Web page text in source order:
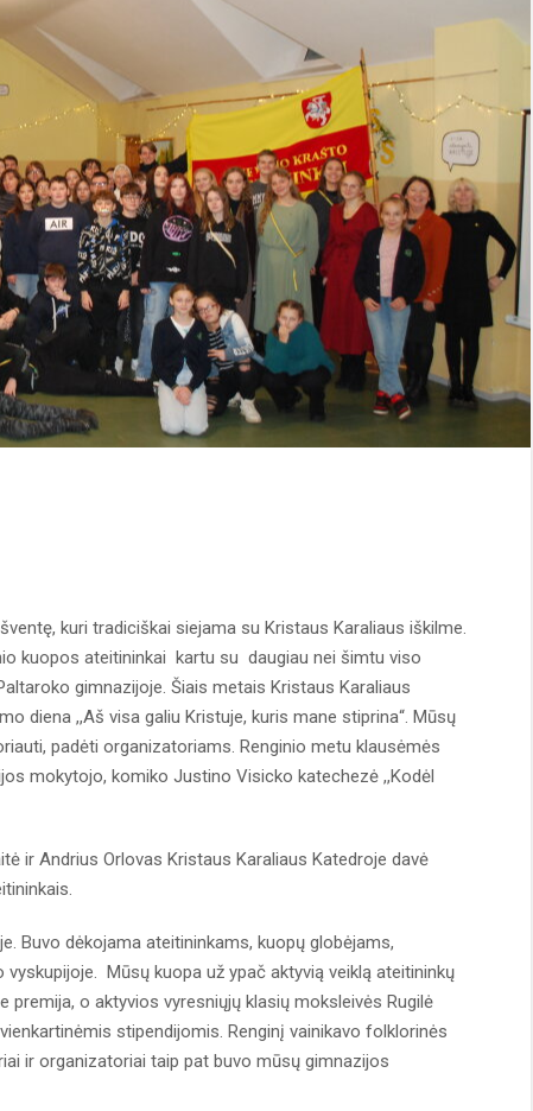
kuri tradiciškai siejama su Kristaus Karaliaus iškilme.
kuopos ateitininkai kartu su daugiau nei šimtu viso
gimnazijoje. Šiais metais Kristaus Karaliaus
diena ,,Aš visa galiu Kristuje, kuris mane stiprina“. Mūsų
padėti organizatoriams. Renginio metu klausėmės
mokytojo, komiko Justino Visicko katechezė ,,Kodėl
ir Andrius Orlovas Kristaus Karaliaus Katedroje davė
Buvo dėkojama ateitininkams, kuopų globėjams,
Mūsų kuopa už ypač aktyvią veiklą ateitininkų
o aktyvios vyresniųjų klasių moksleivės Rugilė
stipendijomis. Renginį vainikavo folklorinės
ir organizatoriai taip pat buvo mūsų gimnazijos